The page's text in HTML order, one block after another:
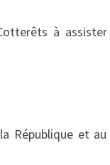
à assister
République et au